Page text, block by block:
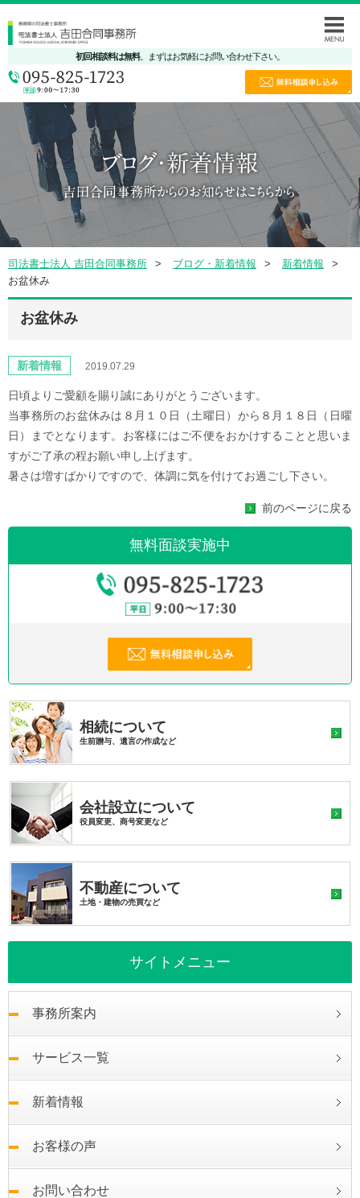
初回相談料は無料。まずはお気軽にお問い合わせ下さい。
司法書士法人 吉田合同事務所 ブログ・新着情報
新着情報
お盆休み
お盆休み
新着情報 2019.07.29
日頃よりご愛顧を賜り誠にありがとうございます。
当事務所のお盆休みは８月１０日（土曜日）から８月１８日（日曜
日）までとなります。お客様にはご不便をおかけすることと思いま
すがご了承の程お願い申し上げます。
暑さは増すばかりですので、体調に気を付けてお過ごし下さい。
前のページに戻る
無料面談実施中
相続について
生前贈与、遺言の作成など
会社設立について
役員変更、商号変更など
不動産について
土地・建物の売買など
サイトメニュー
事務所案内
サービス一覧
新着情報
お客様の声
お問い合わせ